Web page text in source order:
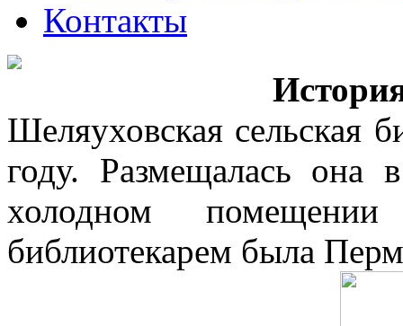
Контакты
Шеляуховская сельская
году. Размещалась она
холодном
библиотекарем была